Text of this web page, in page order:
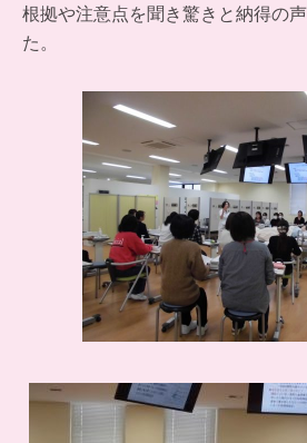
根拠や注意点を聞き驚きと納得の
た。